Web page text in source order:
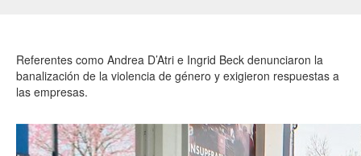
Referentes como Andrea D’Atri e Ingrid Beck denunciaron la
banalización de la violencia de género y exigieron respuestas a
las empresas.